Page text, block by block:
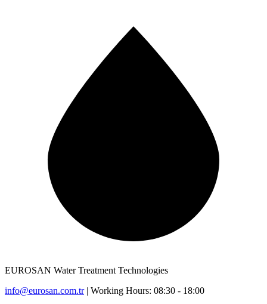
EUROSAN Water Treatment Technologies
info@eurosan.com.tr | Working Hours: 08:30 - 18:00